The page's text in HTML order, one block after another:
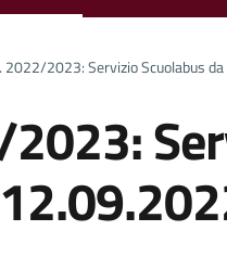
2022/2023: Servizio Scuolabus